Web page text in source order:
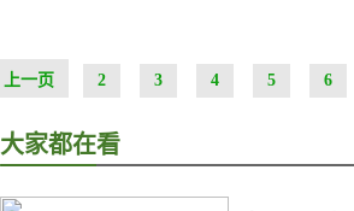
上一页 2 3 4 5 6
大家都在看